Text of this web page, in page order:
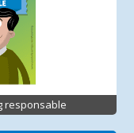
responsable